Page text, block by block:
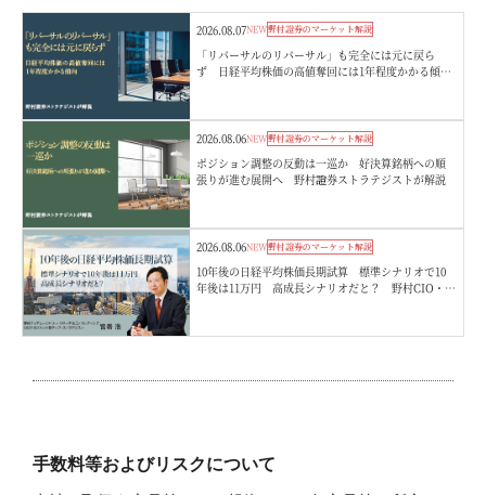
2026.08.07NEW野村證券のマーケット解説
「リバーサルのリバーサル」も完全には元に戻ら
ず 日経平均株価の高値奪回には1年程度かかる傾
2026.08.06NEW野村證券のマーケット解説
ポジション調整の反動は一巡か 好決算銘柄への順
張りが進む展開へ 野村證券ストラテジストが解説
2026.08.06NEW野村證券のマーケット解説
10年後の日経平均株価長期試算 標準シナリオで10
年後は11万円 高成長シナリオだと？ 野村CIO・宮
手数料等およびリスクについて